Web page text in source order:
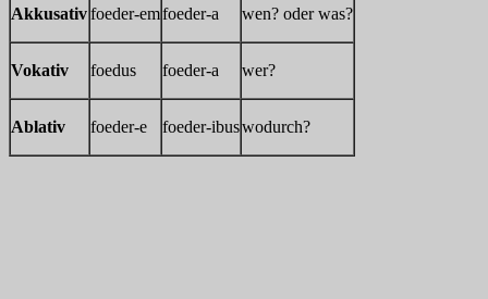
Akkusativfoeder-emfoeder-a wen? oder was?
Vokativ foedus foeder-a wer?
Ablativ foeder-e foeder-ibuswodurch?